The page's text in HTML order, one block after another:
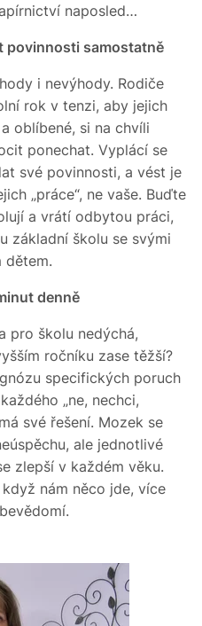
naposled…
povinnosti samostatně
i nevýhody. Rodiče
rok v tenzi, aby jejich
oblíbené, si na chvíli
ponechat. Vyplácí se
své povinnosti, a vést je
„práce“, ne vaše. Buďte
a vrátí odbytou práci,
základní školu se svými
dětem.
denně
pro školu nedýchá,
ročníku zase těžší?
specifických poruch
„ne, nechci,
své řešení. Mozek se
ale jednotlivé
zlepší v každém věku.
nám něco jde, více